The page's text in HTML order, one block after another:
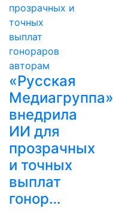
«Русская
Медиагруппа»
внедрила
ИИ для
прозрачных
и точных
выплат
гонор…